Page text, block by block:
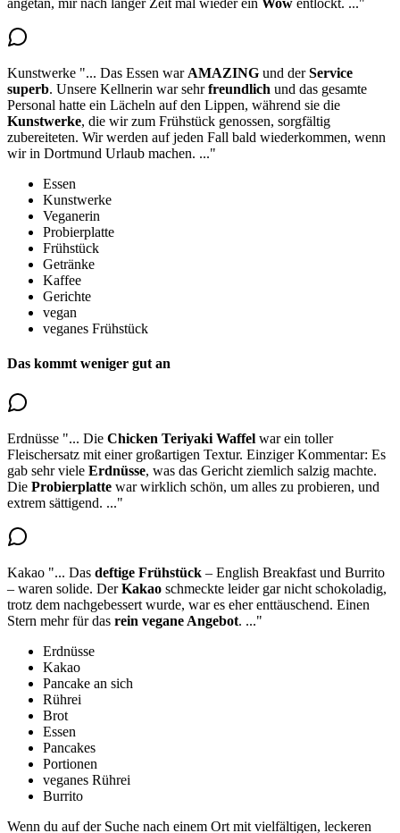
angetan, mir nach langer Zeit mal wieder ein Wow entlockt. ..."
Kunstwerke "... Das Essen war AMAZING und derService
superb. Unsere Kellnerin war sehrfreundlich und das gesamte
Personal hatte ein Lächeln auf den Lippen, während sie die
Kunstwerke, die wir zum Frühstück genossen, sorgfältig
zubereiteten. Wir werden auf jeden Fall bald wiederkommen, wenn
wir in Dortmund Urlaub machen. ..."
Essen
Kunstwerke
Veganerin
Probierplatte
Frühstück
Getränke
Kaffee
Gerichte
vegan
veganes Frühstück
Das kommt weniger gut an
Erdnüsse "... Die Chicken Teriyaki Waffel war ein toller
Fleischersatz mit einer großartigen Textur. Einziger Kommentar: Es
gab sehr viele Erdnüsse, was das Gericht ziemlich salzig machte.
Die Probierplatte war wirklich schön, um alles zu probieren, und
extrem sättigend. ..."
Kakao "... Das deftige Frühstück – English Breakfast und Burrito
– waren solide. DerKakao schmeckte leider gar nicht schokoladig,
trotz dem nachgebessert wurde, war es eher enttäuschend. Einen
Stern mehr für das rein vegane Angebot. ..."
Erdnüsse
Kakao
Pancake an sich
Rührei
Brot
Essen
Pancakes
Portionen
veganes Rührei
Burrito
Wenn du auf der Suche nach einem Ort mit vielfältigen, leckeren